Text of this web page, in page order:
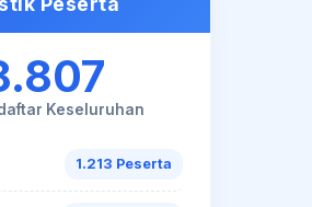
Keseluruhan
1.213 Peserta